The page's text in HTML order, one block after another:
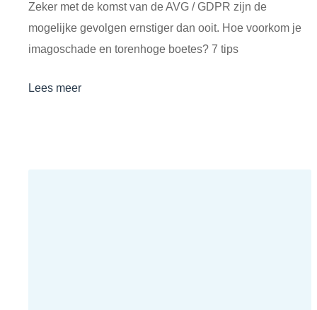
Zeker met de komst van de AVG / GDPR zijn de
mogelijke gevolgen ernstiger dan ooit. Hoe voorkom je
imagoschade en torenhoge boetes? 7 tips
Lees meer